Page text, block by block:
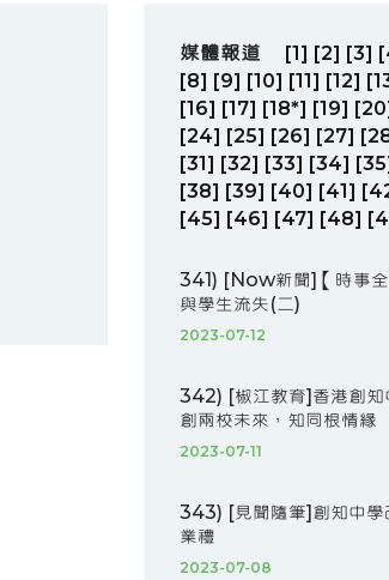
媒體報道 [1] [2] [3]
[8] [9] [10] [11] [12]
[16] [17] [18*] [19]
[24] [25] [26] [27]
[31] [32] [33] [34]
[38] [39] [40] [41]
[45] [46] [47] [48]
341) [Now新聞]【時事全
與學生流失(二)
2023-07-12
342) [椒江教育]香港創知
創兩校未來，知同根情緣
2023-07-11
343) [見聞隨筆]創知中學
業禮
2023-07-08